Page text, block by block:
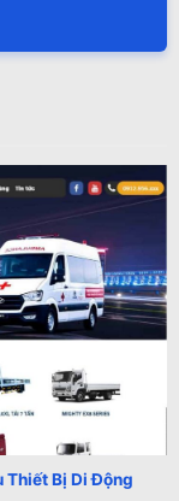
Thiết Bị Di Động